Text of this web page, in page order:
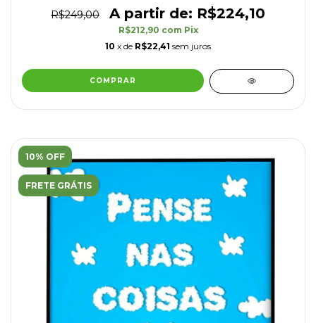
R$249,00 R$224,10
R$212,90 com Pix
10 x de R$22,41 sem juros
COMPRAR
10% OFF
FRETE GRÁTIS